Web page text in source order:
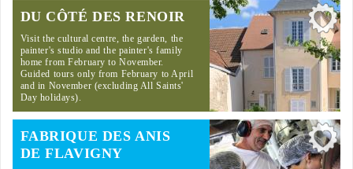
DU CÔTÉ DES RENOIR
Visit the cultural centre, the garden, the
painter's studio and the painter's family
home from February to November.
Guided tours only from February to April
and in November (excluding All Saints'
Day holidays).
FABRIQUE DES ANIS
DE FLAVIGNY